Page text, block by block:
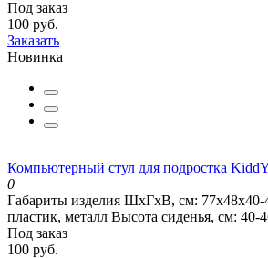
Под заказ
100 руб.
Заказать
Новинка
Компьютерный стул для подростка
0
Габариты изделия ШхГхВ, см: 77х48х40-
пластик, металл Высота сиденья, см: 40-
Под заказ
100 руб.